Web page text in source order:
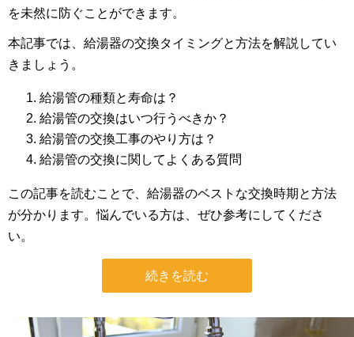
を未然に防ぐことができます。
本記事では、給湯器の交換タイミングと方法を解説してい
きましょう。
給湯管の種類と寿命は？
給湯管の交換はいつ行うべきか？
給湯管の交換工事のやり方は？
給湯管の交換に関してよくある質問
この記事を読むことで、給湯器のベストな交換時期と方法
が分かります。悩んでいる方は、ぜひ参考にしてくださ
い。
続きを読む